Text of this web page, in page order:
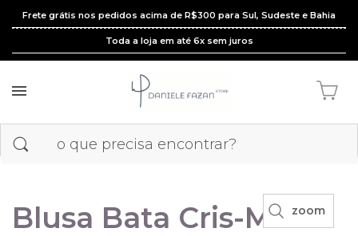
Frete grátis nos pedidos acima de R$300 para Sul, Sudeste e Bahia
Toda a loja em até 6x sem juros
zoom
Blusa Bata Cris-M